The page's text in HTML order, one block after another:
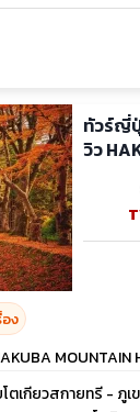
ทัวร์ญี่ปุ่
วิว
ง
เกียวสกายทรี - ภูเ